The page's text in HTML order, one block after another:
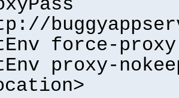
force-
proxy-